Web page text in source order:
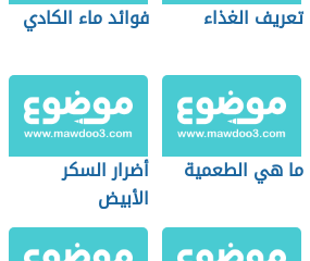
تعريف الغذاء فوائد ماء الكادي
ما هي الطعمية
أضرار السكر
الأبيض